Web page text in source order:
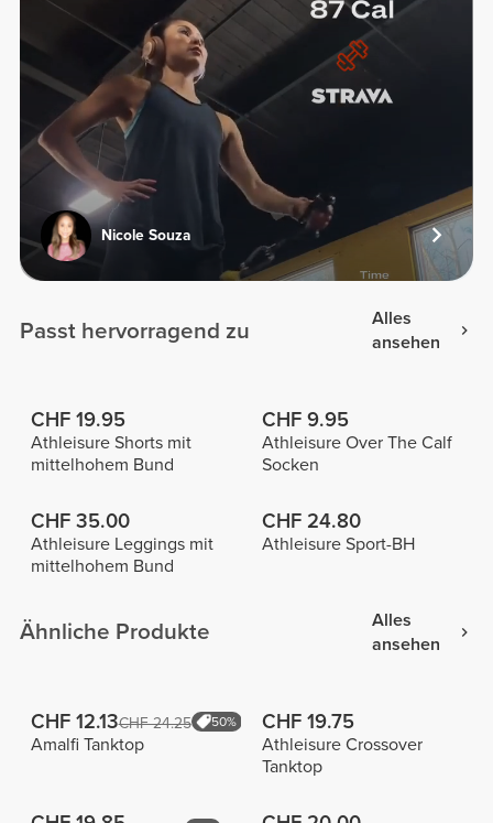
Nicole Souza
Passt hervorragend zu
Alles
ansehen
CHF 19.95
Athleisure Shorts mit
mittelhohem Bund
CHF 9.95
Athleisure Over The Calf
Socken
CHF 35.00
Athleisure Leggings mit
mittelhohem Bund
CHF 24.80
Athleisure Sport-BH
Ähnliche Produkte
Alles
ansehen
CHF 12.13CHF 24.25 50%
Amalfi Tanktop
CHF 19.75
Athleisure Crossover
Tanktop